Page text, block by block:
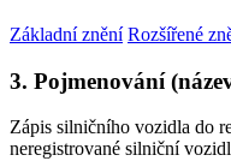
Základní znění Rozšířené
3. Pojmenování
Zápis silničního vozidla do
neregistrované silniční